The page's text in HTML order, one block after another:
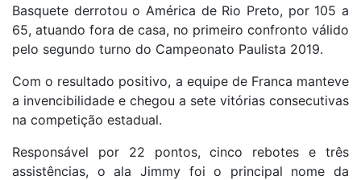
Basquete derrotou o América de Rio Preto, por 105 a
65, atuando fora de casa, no primeiro confronto válido
pelo segundo turno do Campeonato Paulista 2019.
Com o resultado positivo, a equipe de Franca manteve
a invencibilidade e chegou a sete vitórias consecutivas
na competição estadual.
Responsável por 22 pontos, cinco rebotes e três
assistências, o ala Jimmy foi o principal nome da